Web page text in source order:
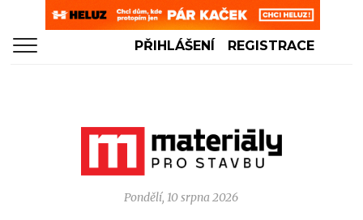
PŘIHLÁŠENÍ REGISTRACE
Pondělí, 10 srpna 2026